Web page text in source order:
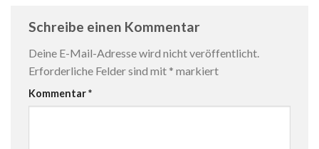
Schreibe einen Kommentar
Deine E-Mail-Adresse wird nicht veröffentlicht.
Erforderliche Felder sind mit * markiert
Kommentar*